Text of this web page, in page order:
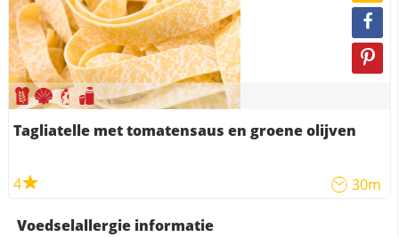
Tagliatelle met tomatensaus en groene olijven
4 30m
Voedselallergie informatie